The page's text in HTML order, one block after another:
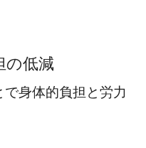
の低減
身体的負担と労力